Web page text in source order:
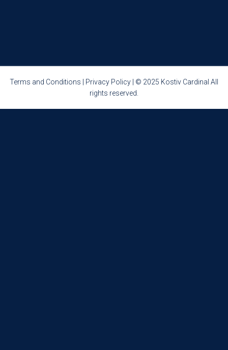
Terms and Conditions Privacy Policy
| © 2025 Kostiv Cardinal All
rights reserved.